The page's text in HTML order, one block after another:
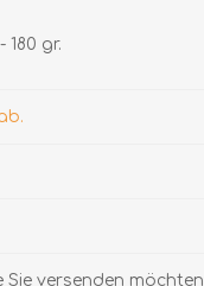
180 gr.
Sie versenden möchten